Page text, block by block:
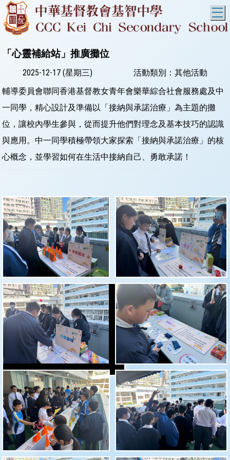
「心靈補給站」推廣攤位
2025-12-17 (星期三)
活動類別：其他活動
輔導委員會聯同香港基督教女青年會樂華綜合社會服務處及中
一同學，精心設計及準備以「接納與承諾治療」為主題的攤
位，讓校內學生參與，從而提升他們對理念及基本技巧的認識
與應用。中一同學積極帶領大家探索「接納與承諾治療」的核
心概念，並學習如何在生活中接納自己、勇敢承諾！